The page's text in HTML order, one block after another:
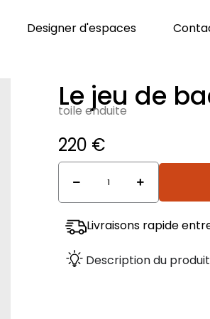
Ouvrir La boutique
Designer d'espaces Ouvrir
Le jeu de
toile enduite
220 €
de
Livraisons rapide
Description du produit